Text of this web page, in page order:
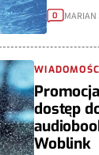
0 MARIAN
dostęp
Woblink